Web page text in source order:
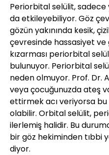
Periorbital selülit,
da etkileyebiliyor. Göz
gözün yakınında kesik,
çevresinde hassasiyet ve
kızarması periorbital
bulunuyor. Periorbital
neden olmuyor. Prof. Dr.
veya çocuğunuzda ateş
ettirmek acı veriyorsa
olabilir. Orbital selülit,
ilerlemiş halidir. Bu
bir göz hekiminden tıbbi
diyor.